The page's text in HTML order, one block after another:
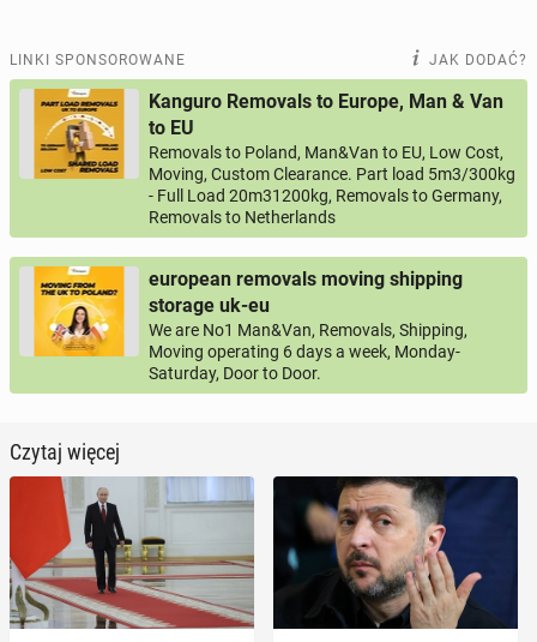
LINKI SPONSOROWANE JAK DODAĆ?
Kanguro Removals to Europe, Man & Van
to EU
Removals to Poland, Man&Van to EU, Low Cost,
Moving, Custom Clearance. Part load 5m3/300kg
- Full Load 20m31200kg, Removals to Germany,
Removals to Netherlands
european removals moving shipping
storage uk-eu
We are No1 Man&Van, Removals, Shipping,
Moving operating 6 days a week, Monday-
Saturday, Door to Door.
Czytaj więcej